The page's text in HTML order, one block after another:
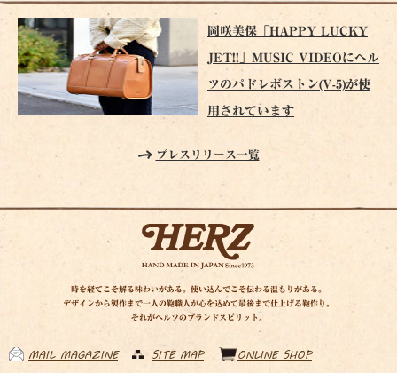
岡咲美保「HAPPY LUCKY
JET!!」MUSIC VIDEOにヘル
ツのパドレボストン(V-5)が使
用されています
プレスリリース一覧
時を経てこそ解る味わいがある。使い込んでこそ伝わる温もりがある。
デザインから製作まで一人の鞄職人が心を込めて最後まで仕上げる鞄作り。
それがヘルツのブランドスピリット。
MAIL MAGAZINE SITE MAP ONLINE SHOP